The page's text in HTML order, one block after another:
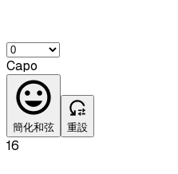
Capo
簡化和弦 重設
16